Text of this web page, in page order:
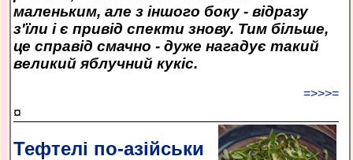
маленьким, але з іншого боку - відразу
з'їли і є привід спекти знову. Тим більше,
це справід смачно - дуже нагадує такий
великий яблучний кукіс.
=>>>=
¤
Тефтелі по-азійськи